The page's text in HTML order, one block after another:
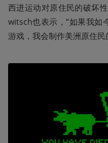
西进运动对原住民的破坏
witsch也表示，“如果我如
游戏，我会制作美洲原住民